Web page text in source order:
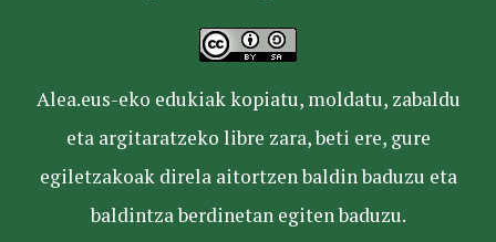
Alea.eus-eko edukiak kopiatu, moldatu, zabaldu
eta argitaratzeko libre zara, beti ere, gure
egiletzakoak direla aitortzen baldin baduzu eta
baldintza berdinetan egiten baduzu.